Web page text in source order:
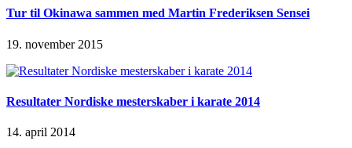
Tur til Okinawa sammen med Martin Frederiksen Sensei
19. november 2015
Resultater Nordiske mesterskaber i karate 2014
14. april 2014